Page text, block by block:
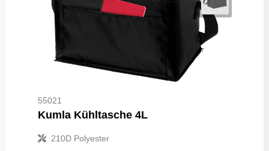
55021
Kumla Kühltasche 4L
210D Polyester